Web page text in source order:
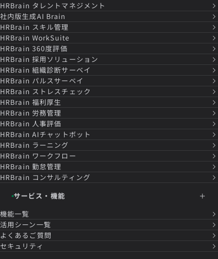
HRBrain タレントマネジメント
社内版生成AI Brain
HRBrain スキル管理
HRBrain WorkSuite
HRBrain 360度評価
HRBrain 採用ソリューション
HRBrain 組織診断サーベイ
HRBrain パルスサーベイ
HRBrain ストレスチェック
HRBrain 福利厚生
HRBrain 労務管理
HRBrain 人事評価
HRBrain AIチャットボット
HRBrain ラーニング
HRBrain ワークフロー
HRBrain 勤怠管理
HRBrain コンサルティング
サービス・機能
機能一覧
活用シーン一覧
よくあるご質問
セキュリティ